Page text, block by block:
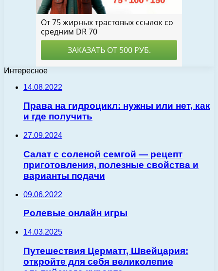
Интересное
14.08.2022
Права на гидроцикл: нужны или нет, как
и где получить
27.09.2024
Салат с соленой семгой — рецепт
приготовления, полезные свойства и
варианты подачи
09.06.2022
Ролевые онлайн игры
14.03.2025
Путешествия Церматт, Швейцария:
откройте для себя великолепие